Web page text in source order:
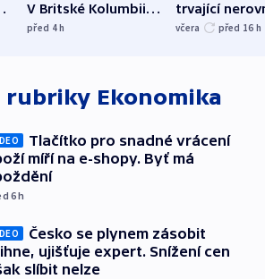
V Britské Kolumbii
evakuovali tisíce lidí
před 4h
trvající
včera před 16 h
rubriky Ekonomika
Tlačítko pro snadné vrácení
míří na e-shopy. Byť má
6h
Česko se plynem zásobit
ujišťuje expert. Snížení cen
slíbit nelze